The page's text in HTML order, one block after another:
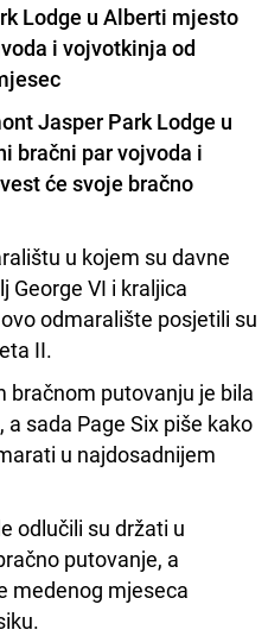
Lodge u Alberti mjesto
i vojvotkinja od
Jasper Park Lodge u
bračni par vojvoda i
će svoje bračno
u kojem su davne
George VI i kraljica
odmaralište posjetili su
II.
bračnom putovanju je bila
sada Page Six piše kako
u najdosadnijem
odlučili su držati u
putovanje, a
medenog mjeseca